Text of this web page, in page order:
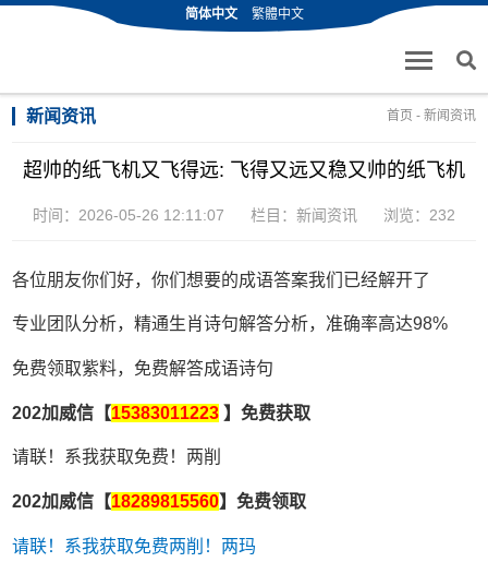
简体中文 繁體中文
新闻资讯 首页 - 新闻资讯
超帅的纸飞机又飞得远: 飞得又远又稳又帅的纸飞机
时间：2026-05-26 12:11:07 栏目： 新闻资讯 浏览：232
各位朋友你们好，你们想要的成语答案我们已经解开了
专业团队分析，精通生肖诗句解答分析，准确率高达98%
免费领取紫料，免费解答成语诗句
202加威信【15383011223 】免费获取
请联！系我获取免费！两削
202加威信【18289815560】免费领取
请联！系我获取免费两削！两玛